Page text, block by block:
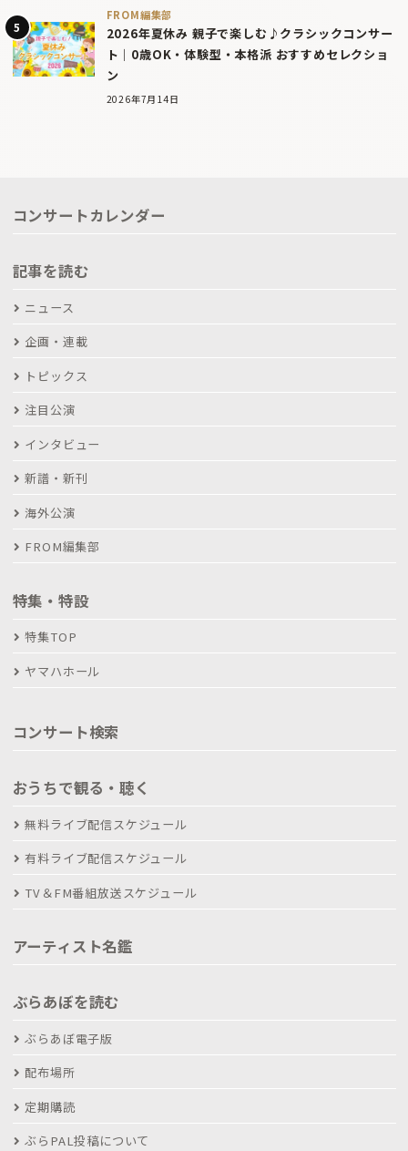
FROM編集部
2026年夏休み 親子で楽しむ♪クラシックコンサー
ト｜0歳OK・体験型・本格派 おすすめセレクショ
ン
2026年7月14日
コンサートカレンダー
記事を読む
ニュース
企画・連載
トピックス
注目公演
インタビュー
新譜・新刊
海外公演
FROM編集部
特集・特設
特集TOP
ヤマハホール
コンサート検索
おうちで観る・聴く
無料ライブ配信スケジュール
有料ライブ配信スケジュール
TV＆FM番組放送スケジュール
アーティスト名鑑
ぶらあぼを読む
ぶらあぼ電子版
配布場所
定期購読
ぶらPAL投稿について